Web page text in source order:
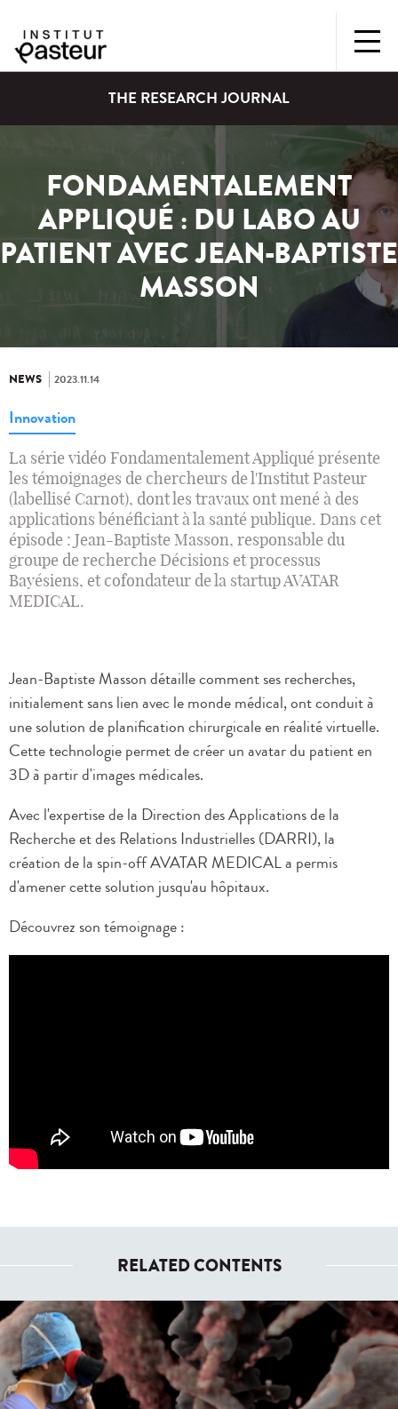
THE RESEARCH JOURNAL
FONDAMENTALEMENT
APPLIQUÉ : DU LABO AU
PATIENT AVEC JEAN-BAPTISTE
MASSON
NEWS 2023.11.14
Innovation
La série vidéo Fondamentalement Appliqué présente
les témoignages de chercheurs de l'Institut Pasteur
(labellisé Carnot), dont les travaux ont mené à des
applications bénéficiant à la santé publique. Dans cet
épisode : Jean-Baptiste Masson, responsable du
groupe de recherche Décisions et processus
Bayésiens, et cofondateur de la startup AVATAR
MEDICAL.
Jean-Baptiste Masson détaille comment ses recherches,
initialement sans lien avec le monde médical, ont conduit à
une solution de planification chirurgicale en réalité virtuelle.
Cette technologie permet de créer un avatar du patient en
3D à partir d'images médicales.
Avec l'expertise de la Direction des Applications de la
Recherche et des Relations Industrielles (DARRI), la
création de la spin-off AVATAR MEDICAL a permis
d'amener cette solution jusqu'au hôpitaux.
Découvrez son témoignage :
RELATED CONTENTS